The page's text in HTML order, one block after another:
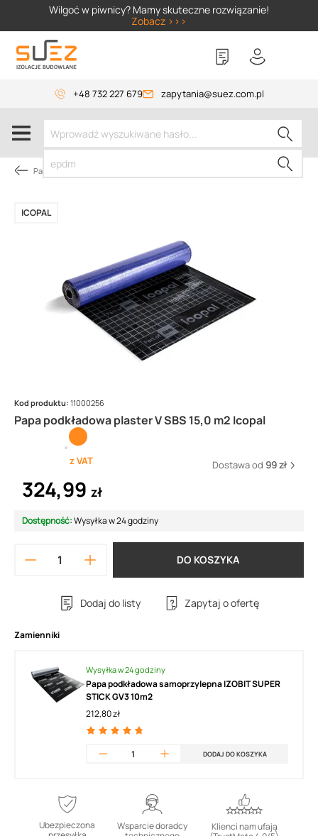
Wilgoć w piwnicy? Mamy skuteczne rozwiązanie!
Zobacz >>>
+48 732 227 679 zapytania@suez.com.pl
Papy dachowe
Papa podkładowa plaster V SBS 15,0 m2 Icopal
ICOPAL
Kod produktu: 11000256
z VAT Dostawa od 99 zł
324,99 zł
Dostępność:Wysyłka w 24 godziny
DO KOSZYKA
Dodaj do listy Zapytaj o ofertę
Zamienniki
Wysyłka w 24 godziny
Papa podkładowa samoprzylepna IZOBIT SUPER
STICK GV3 10m2
212,80 zł
DODAJ DO KOSZYKA
Ubezpieczona
Wsparcie doradcy
Klienci nam ufają